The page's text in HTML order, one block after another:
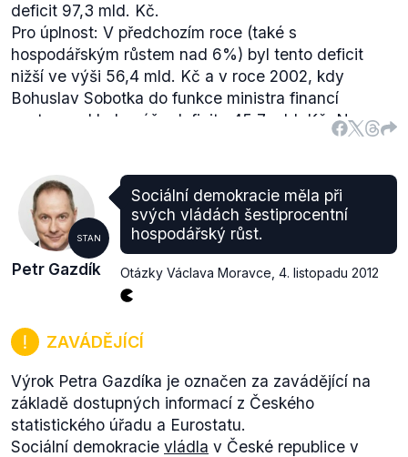
deficit 97,3 mld. Kč.
Pro úplnost: V předchozím roce (také s
hospodářským růstem nad 6%) byl tento deficit
nižší ve výši 56,4 mld. Kč a v roce 2002, kdy
Bohuslav Sobotka do funkce ministra financí
nastupoval byla výše deficitu 45,7 mld. Kč. Na
nejvyšší úroveň se však dostal v roce 2003, kdy
STAN
Petr Gazdík
Sociální demokracie měla při
svých vládách šestiprocentní
hospodářský růst.
Otázky Václava Moravce 4. listopadu 2012
ZAVÁDĚJÍCÍ
Výrok Petra Gazdíka je označen za zavádějící na
základě dostupných informací z Českého
statistického úřadu a Eurostatu.
Sociální demokracie vládla v České republice v